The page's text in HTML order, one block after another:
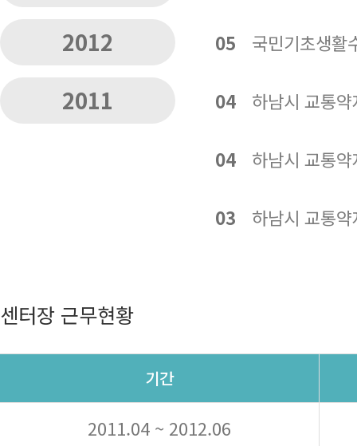
2012
2011
05 국민기초생활
04 하남시 교통
04 하남시 교통
03 하남시 교통
센터장 근무현황
기간
2011.04 ~ 2012.06